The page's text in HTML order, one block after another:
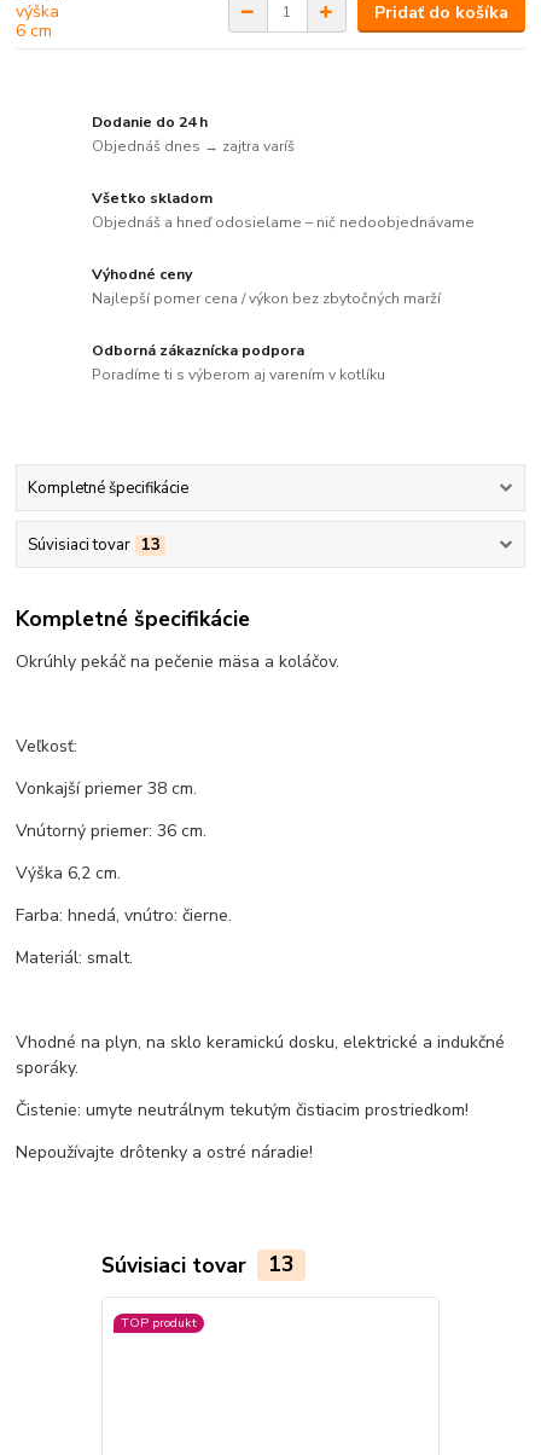
Pridať do košíka
Dodanie do 24 h
Objednáš dnes → zajtra varíš
Všetko skladom
Objednáš a hneď odosielame – nič nedoobjednávame
Výhodné ceny
Najlepší pomer cena / výkon bez zbytočných marží
Odborná zákaznícka podpora
Poradíme ti s výberom aj varením v kotlíku
Kompletné špecifikácie
Súvisiaci tovar 13
Kompletné špecifikácie
Okrúhly pekáč na pečenie mäsa a koláčov.
Veľkosť:
Vonkajší priemer 38 cm.
Vnútorný priemer: 36 cm.
Výška 6,2 cm.
Farba: hnedá, vnútro: čierne.
Materiál: smalt.
Vhodné na plyn, na sklo keramickú dosku, elektrické a indukčné
sporáky.
Čistenie: umyte neutrálnym tekutým čistiacim prostriedkom!
Nepoužívajte drôtenky a ostré náradie!
Súvisiaci tovar 13
TOP produkt